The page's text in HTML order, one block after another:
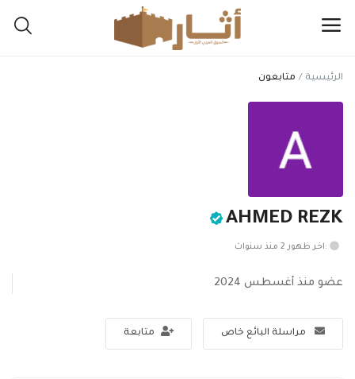
هنا
التصنيفات
المدونة
الرئيسية متابعون
AHMED REZK
:اخر ظهور 2 منذ سنوات
عضو منذ أغسطس 2024
مراسلة البائع خاص متابعة